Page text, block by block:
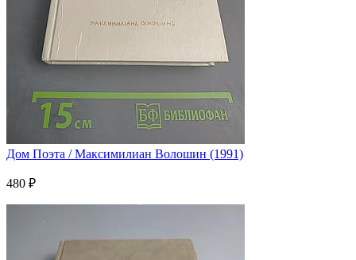
Дом Поэта / Максимилиан Волошин (1991)
480 ₽